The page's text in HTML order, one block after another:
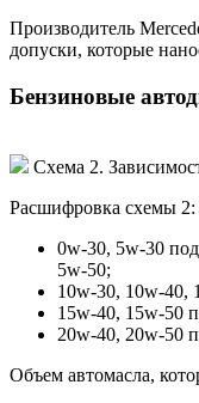
Производитель
допуски, которые
Бензиновые
Схема 2.
Расшифровка схемы 2:
0w-30, 5w-30
5w-50;
10w-30, 10w-40,
15w-40, 15w-50
20w-40, 20w-50
Объем автомасла,